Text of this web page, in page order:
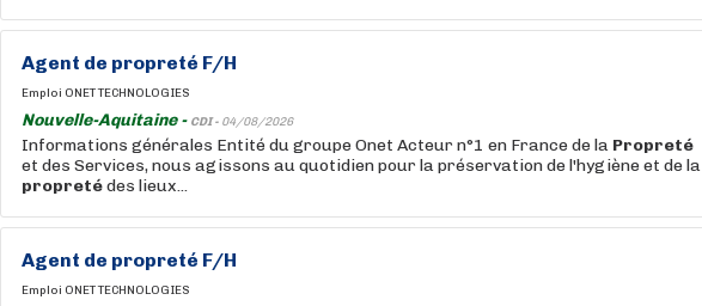
Agent de propreté F/H
Emploi ONET TECHNOLOGIES
Nouvelle-Aquitaine - CDI - 04/08/2026
Informations générales Entité du groupe Onet Acteur n°1 en France de la Propreté
et des Services, nous agissons au quotidien pour la préservation de l'hygiène et de la
propretédes lieux...
Agent de propreté F/H
Emploi ONET TECHNOLOGIES